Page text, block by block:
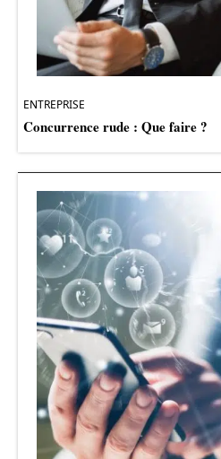
ENTREPRISE
Concurrence rude : Que faire ?